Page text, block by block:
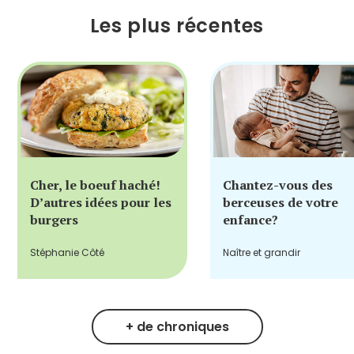
Les plus récentes
Cher, le boeuf haché!
D’autres idées pour les
burgers
Stéphanie Côté
Chantez-vous des
berceuses de votre
enfance?
Naître et grandir
+ de chroniques